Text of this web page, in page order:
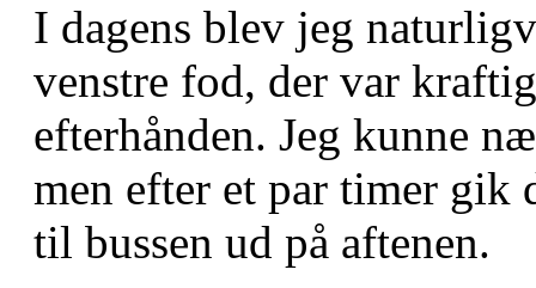
I dagens blev jeg
venstre fod, der var
efterhånden. Jeg kunne
men efter et par timer gik
til bussen ud på aftenen.